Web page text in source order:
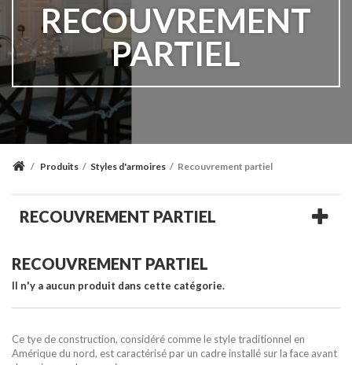
RECOUVREMENT
PARTIEL
/ Produits / Styles d'armoires / Recouvrement partiel
RECOUVREMENT PARTIEL
RECOUVREMENT PARTIEL
Il n'y a aucun produit dans cette catégorie.
Ce tye de construction, considéré comme le style traditionnel en
Amérique du nord, est caractérisé par un cadre installé sur la face avant